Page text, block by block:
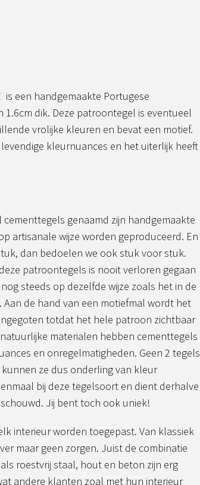
is een handgemaakte Portugese
1.6cm dik. Deze patroontegel is eventueel
vrolijke kleuren en bevat een motief.
kleurnuances en het uiterlijk heeft
genaamd zijn handgemaakte
artisanale wijze worden geproduceerd. En
dan bedoelen we ook stuk voor stuk.
patroontegels is nooit verloren gegaan
steeds op dezelfde wijze zoals het in de
Aan de hand van een motiefmal wordt het
totdat het hele patroon zichtbaar
materialen hebben cementtegels
en onregelmatigheden. Geen 2 tegels
ze dus onderling van kleur
bij deze tegelsoort en dient derhalve
Jij bent toch ook uniek!
interieur worden toegepast. Van klassiek
maar geen zorgen. Juist de combinatie
roestvrij staal, hout en beton zijn erg
andere klanten zoal met hun interieur